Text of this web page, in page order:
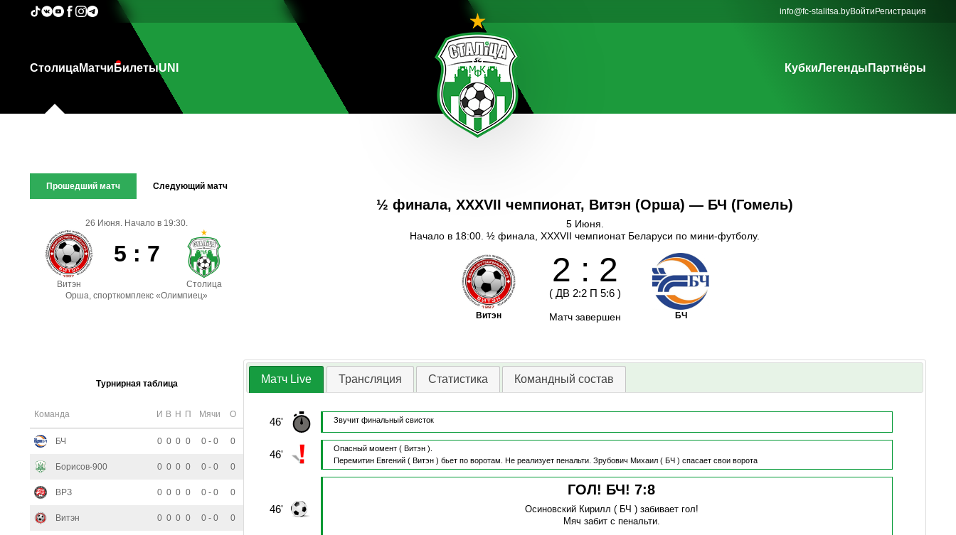
info@fc-stalitsa.byВойти Регистрация
СтолицаМатчи БилетыUNI КубкиЛегенды Партнёры
Прошедший матч Следующий матч
26 Июня. Начало в 19:30.
5 : 7
Витэн
Столица
Орша, спорткомплекс «Олимпиец»
Турнирная таблица
Команда И В Н П Мячи О
БЧ 0 0 0 0 0 - 0 0
Борисов-900 0 0 0 0 0 - 0 0
ВРЗ 0 0 0 0 0 - 0 0
Витэн 0 0 0 0 0 - 0 0
½ финала, XXXVII чемпионат, Витэн (Орша) — БЧ (Гомель)
5 Июня.
Начало в 18:00. ½ финала, XXXVII чемпионат Беларуси по мини-футболу.
Витэн
2 : 2
( ДВ 2:2 П 5:6 )
Матч завершен БЧ
Матч Live Трансляция Статистика Командный состав
46' Звучит финальный свисток
46' Опасный момент ( Витэн ).
Перемитин Евгений( Витэн ) бьет по воротам. Не реализует пенальти. Зрубович Михаил( БЧ ) спасает свои ворота
46'
ГОЛ! БЧ!7:8
Осиновский Кирилл ( БЧ ) забивает гол!
Мяч забит с пенальти.